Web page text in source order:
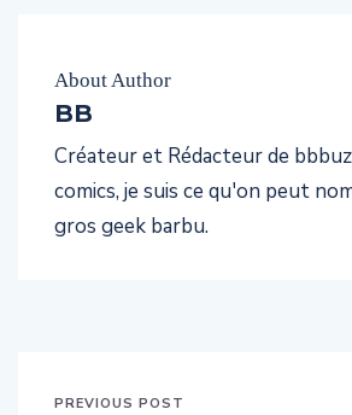
About Author
BB
Créateur et Rédacteur de
comics, je suis ce qu'on peut
gros geek barbu.
PREVIOUS POST